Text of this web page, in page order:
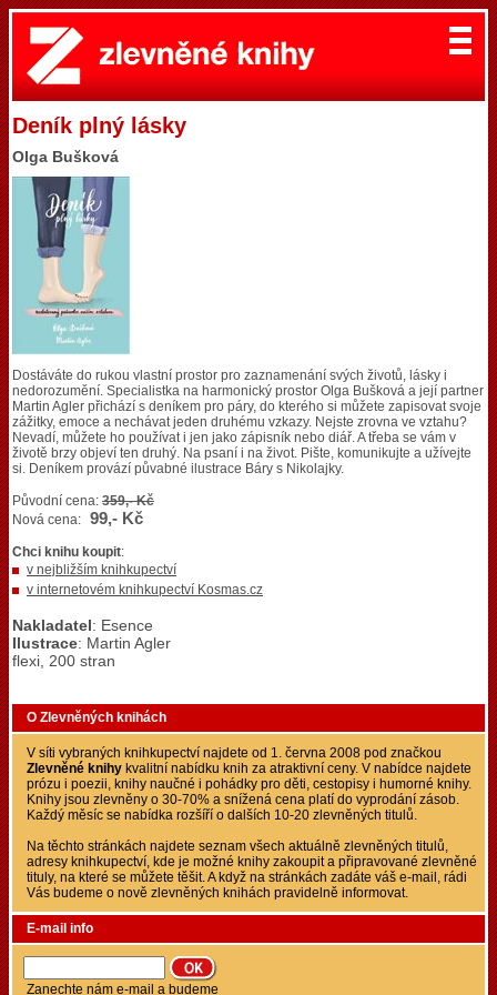
Deník plný lásky
Olga Bušková
Dostáváte do rukou vlastní prostor pro zaznamenání svých životů, lásky i
nedorozumění. Specialistka na harmonický prostor Olga Bušková a její partner
Martin Agler přichází s deníkem pro páry, do kterého si můžete zapisovat svoje
zážitky, emoce a nechávat jeden druhému vzkazy. Nejste zrovna ve vztahu?
Nevadí, můžete ho používat i jen jako zápisník nebo diář. A třeba se vám v
životě brzy objeví ten druhý. Na psaní i na život. Pište, komunikujte a užívejte
si. Deníkem provází půvabné ilustrace Báry s Nikolajky.
Původní cena: 359,- Kč
Nová cena: 99,- Kč
Chci knihu koupit:
v nejbližším knihkupectví
v internetovém knihkupectví Kosmas.cz
Nakladatel: Esence
Ilustrace: Martin Agler
flexi, 200 stran
O Zlevněných knihách
V síti vybraných knihkupectví najdete od 1. června 2008 pod značkou
Zlevněné knihy kvalitní nabídku knih za atraktivní ceny. V nabídce najdete
prózu i poezii, knihy naučné i pohádky pro děti, cestopisy i humorné knihy.
Knihy jsou zlevněny o 30-70% a snížená cena platí do vyprodání zásob.
Každý měsíc se nabídka rozšíří o dalších 10-20 zlevněných titulů.
Na těchto stránkách najdete seznam všech aktuálně zlevněných titulů,
adresy knihkupectví, kde je možné knihy zakoupit a připravované zlevněné
tituly, na které se můžete těšit. A když na stránkách zadáte váš e-mail, rádi
Vás budeme o nově zlevněných knihách pravidelně informovat.
E-mail info
Zanechte nám e-mail a budeme